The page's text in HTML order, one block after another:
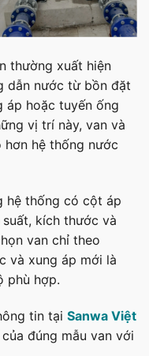
thường xuất hiện
dẫn nước từ bồn đặt
áp hoặc tuyến ống
vị trí này, van và
hệ thống nước
hệ thống có cột áp
kích thước và
van chỉ theo
và xung áp mới là
phù hợp.
tin tại Sanwa Việt
đúng mẫu van với